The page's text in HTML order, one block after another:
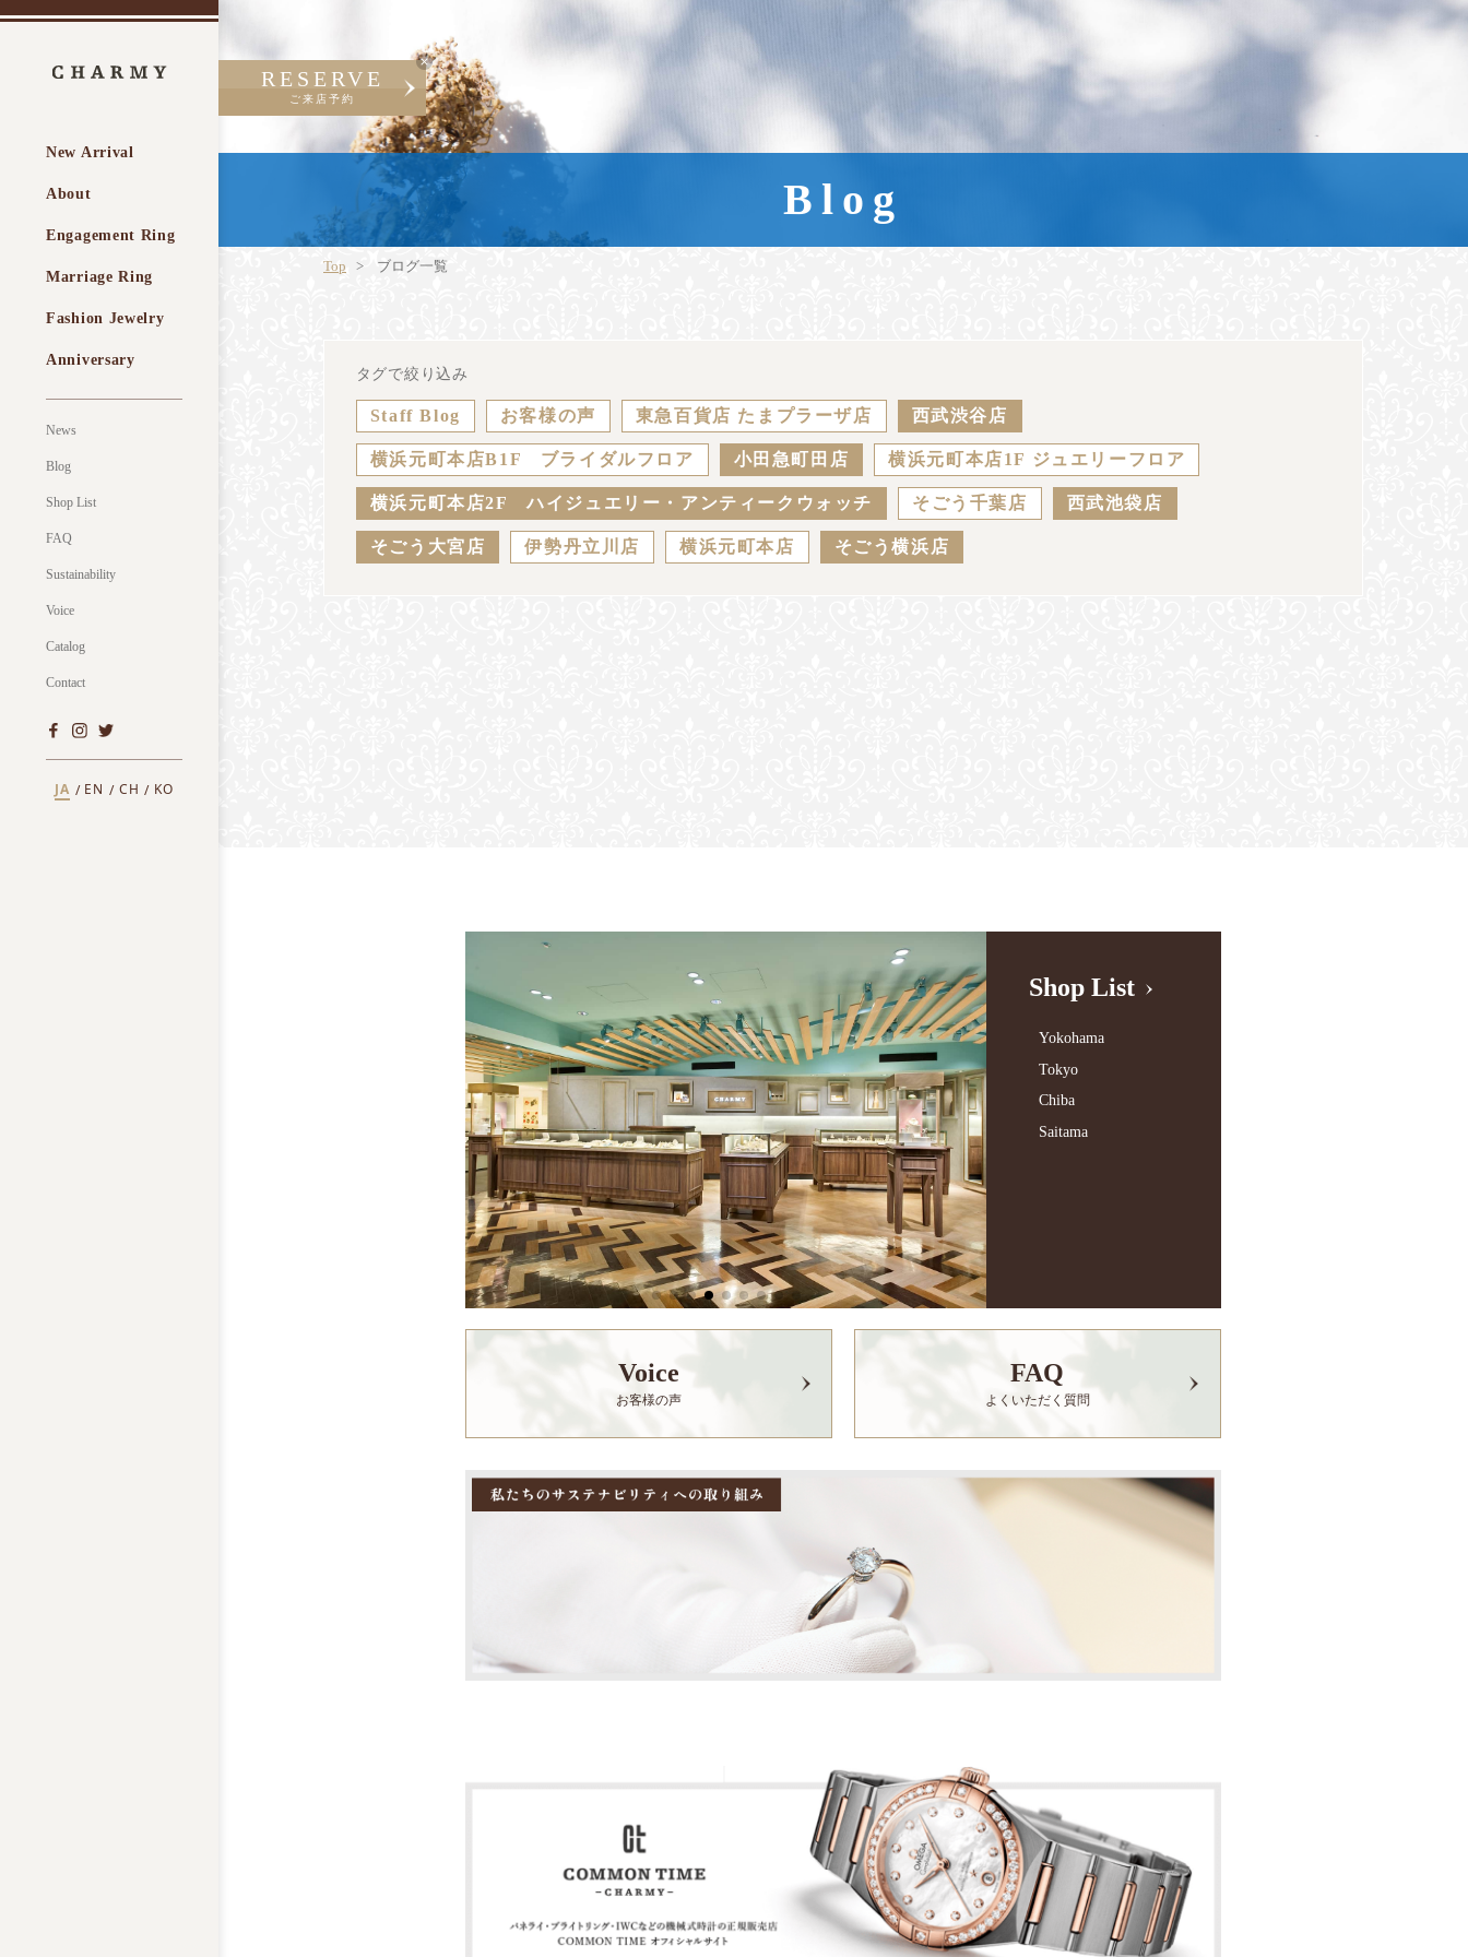
New Arrival
About
Engagement Ring
Marriage Ring
Fashion Jewelry
Anniversary
News
Blog
Shop List
FAQ
Sustainability
Voice
Catalog
Contact
JA EN CH KO
RESERVE
ご来店予約
Blog
Top ブログ一覧
タグで絞り込み
Staff Blog お客様の声 東急百貨店 たまプラーザ店 西武渋谷店
横浜元町本店B1F ブライダルフロア 小田急町田店 横浜元町本店1F ジュエリーフロア
横浜元町本店2F ハイジュエリー・アンティークウォッチ そごう千葉店 西武池袋店
そごう大宮店 伊勢丹立川店 横浜元町本店 そごう横浜店
Shop List
Yokohama
Tokyo
Chiba
Saitama
Voice
お客様の声
FAQ
よくいただく質問